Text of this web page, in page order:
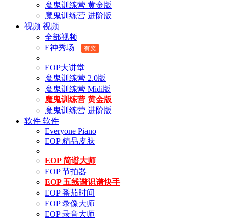
魔鬼训练营 黄金版
魔鬼训练营 进阶版
视频 视频
全部视频
E神秀场
有奖
EOP大讲堂
魔鬼训练营 2.0版
魔鬼训练营 Midi版
魔鬼训练营 黄金版
魔鬼训练营 进阶版
软件 软件
Everyone Piano
EOP 精品皮肤
EOP 简谱大师
EOP 节拍器
EOP 五线谱识谱快手
EOP 番茄时间
EOP 录像大师
EOP 录音大师